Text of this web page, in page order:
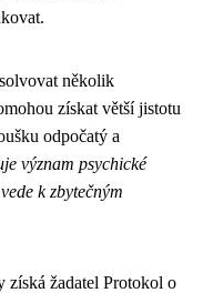
několik
získat větší jistotu
odpočatý a
význam psychické
k zbytečným
získá žadatel Protokol o